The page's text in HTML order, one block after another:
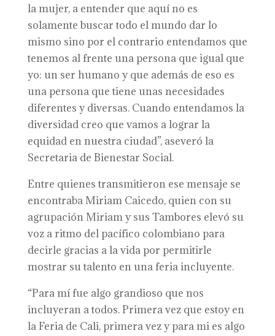
la mujer, a entender que aquí no es
solamente buscar todo el mundo dar lo
mismo sino por el contrario entendamos que
tenemos al frente una persona que igual que
yo: un ser humano y que además de eso es
una persona que tiene unas necesidades
diferentes y diversas. Cuando entendamos la
diversidad creo que vamos a lograr la
equidad en nuestra ciudad”, aseveró la
Secretaria de Bienestar Social.
Entre quienes transmitieron ese mensaje se
encontraba Miriam Caicedo, quien con su
agrupación Miriam y sus Tambores elevó su
voz a ritmo del pacífico colombiano para
decirle gracias a la vida por permitirle
mostrar su talento en una feria incluyente.
“Para mí fue algo grandioso que nos
incluyeran a todos. Primera vez que estoy en
la Feria de Cali, primera vez y para mi es algo